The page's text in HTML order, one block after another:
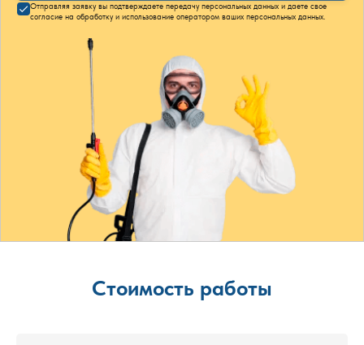
Отправляя заявку вы подтверждаете передачу персональных данных и даете свое
согласие на обработку и использование оператором ваших персональных данных.
Стоимость работы